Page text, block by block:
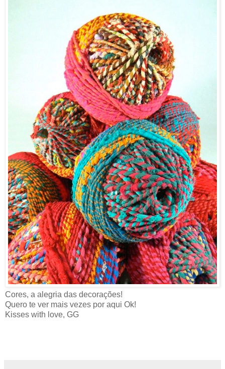
Cores, a alegria das decorações!
Quero te ver mais vezes por aqui Ok!
Kisses with love, GG